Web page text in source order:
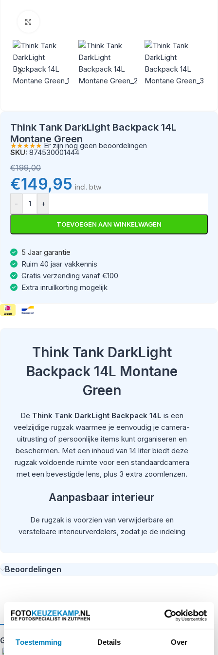
Toestemming Details Over
Think Tank DarkLight Backpack 14L
Montane Green
★★★★★ Er zijn nog geen beoordelingen
SKU: 874530001444
€199,00
€149,95 incl. btw
- +
TOEVOEGEN AAN WINKELWAGEN
5 Jaar garantie
Ruim 40 jaar vakkennis
Gratis verzending vanaf €100
Extra inruilkorting mogelijk
Think Tank DarkLight
Backpack 14L Montane
Green
De Think Tank DarkLight Backpack 14L is een
veelzijdige rugzak waarmee je eenvoudig je camera-
uitrusting of persoonlijke items kunt organiseren en
beschermen. Met een inhoud van 14 liter biedt deze
rugzak voldoende ruimte voor een standaardcamera
met een bevestigde lens, plus 3 extra zoomlenzen.
Aanpasbaar interieur
De rugzak is voorzien van verwijderbare en
verstelbare interieurverdelers, zodat je de indeling
georganiseerd blijft, ongeacht de situatie.
De DarkLight Backpack 14L is ontworpen met jouw
comfort in gedachten. De gevoerde schouderbanden
zorgen voor een comfortabele draagervaring, zelfs
Beoordelingen
Gerelateerde producten